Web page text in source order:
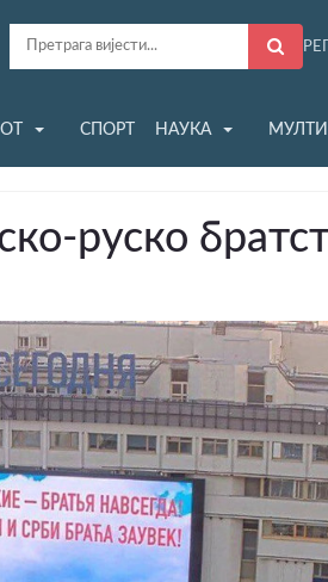
СПОРТ НАУКА
руско